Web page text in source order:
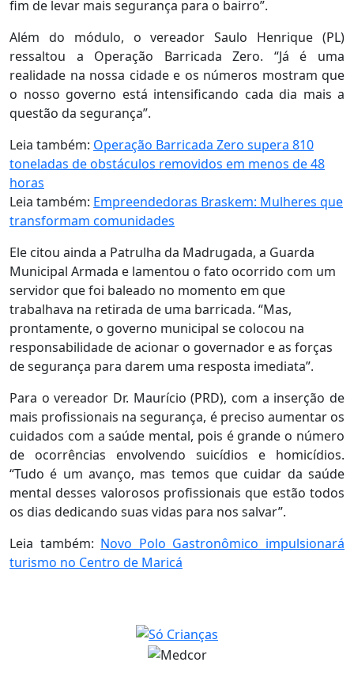
fim de levar mais segurança para o bairro”.
Além do módulo, o vereador Saulo Henrique (PL)
ressaltou a Operação Barricada Zero. “Já é uma
realidade na nossa cidade e os números mostram que
o nosso governo está intensificando cada dia mais a
questão da segurança”.
Leia também: Operação Barricada Zero supera 810
toneladas de obstáculos removidos em menos de 48
horas
Leia também: Empreendedoras Braskem: Mulheres que
transformam comunidades
Ele citou ainda a Patrulha da Madrugada, a Guarda
Municipal Armada e lamentou o fato ocorrido com um
servidor que foi baleado no momento em que
trabalhava na retirada de uma barricada. “Mas,
prontamente, o governo municipal se colocou na
responsabilidade de acionar o governador e as forças
de segurança para darem uma resposta imediata”.
Para o vereador Dr. Maurício (PRD), com a inserção de
mais profissionais na segurança, é preciso aumentar os
cuidados com a saúde mental, pois é grande o número
de ocorrências envolvendo suicídios e homicídios.
“Tudo é um avanço, mas temos que cuidar da saúde
mental desses valorosos profissionais que estão todos
os dias dedicando suas vidas para nos salvar”.
Leia também: Novo Polo Gastronômico impulsionará
turismo no Centro de Maricá